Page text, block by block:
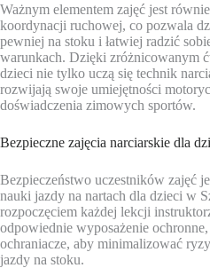
Ważnym elementem zajęć jest
koordynacji ruchowej, co pozwala
pewniej na stoku i łatwiej radzić
warunkach. Dzięki zróżnicowanym
dzieci nie tylko uczą się technik
rozwijają swoje umiejętności
doświadczenia zimowych sportów.
Bezpieczne zajęcia narciarskie dla
Bezpieczeństwo uczestników zajęć
nauki jazdy na nartach dla dzieci w
rozpoczęciem każdej lekcji
odpowiednie wyposażenie
ochraniacze, aby minimalizować
jazdy na stoku.